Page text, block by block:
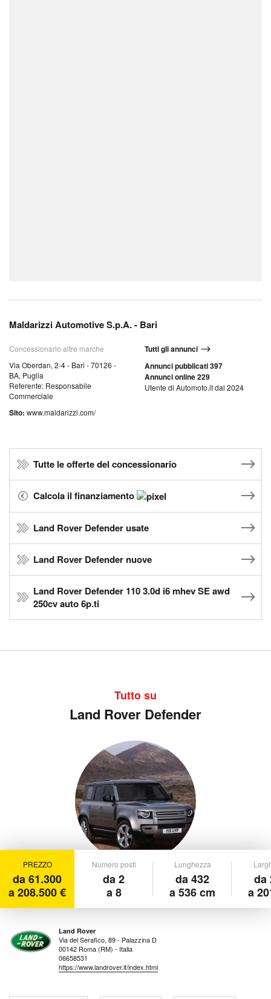
Maldarizzi Automotive S.p.A. - Bari
Concessionario altre marche
Via Oberdan, 2-4 - Bari - 70126 -
BA, Puglia
Referente: Responsabile
Commerciale
Sito: www.maldarizzi.com/
Tutti gli annunci
Annunci pubblicati 397
Annunci online 229
Utente di Automoto.it dal 2024
Tutte le offerte del concessionario
Calcola il finanziamento
Land Rover Defender usate
Land Rover Defender nuove
Land Rover Defender 110 3.0d i6 mhev SE awd
250cv auto 6p.ti
Tutto su
Land Rover Defender
PREZZO
da 61.300
a 208.500 €
Numero posti
da 2
a 8
Lunghezza
da 432
a 536 cm
da
a
Land Rover
Via del Serafico, 89 - Palazzina D
00142 Roma (RM) - Italia
06658531
https://www.landrover.it/index.html